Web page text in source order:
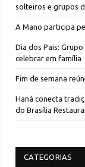
solteiros e grupos
A Mano participa
Dia dos Pais:
celebrar em família
Fim de semana
Haná conecta
do Brasília
CATEGORIAS